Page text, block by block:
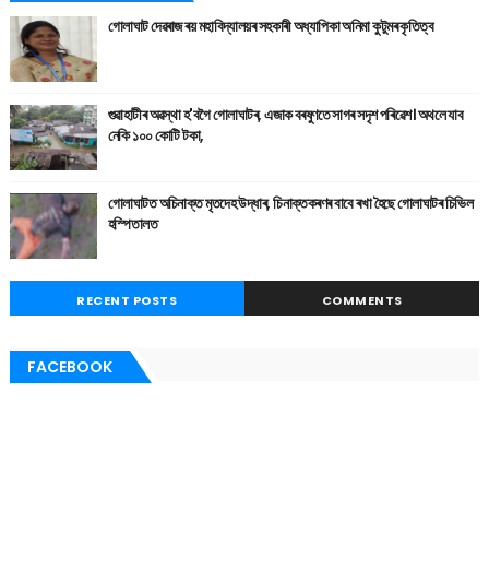
গোলাঘাট দেৱৰাজ ৰয় মহাবিদ্যালয়ৰ সহকাৰী অধ্যাপিকা অনিমা কুটুমৰ কৃতিত্ব
গুৱাহাটীৰ অৱস্থা হ'বগৈ গোলাঘাটৰ, এজাক বৰষুণতে সাগৰ সদৃশ পৰিৱেশ। অথলে যাব
নেকি ১০০ কোটি টকা,
গোলাঘাটত অচিনাক্ত মৃতদেহ উদ্ধাৰ, চিনাক্তকৰণৰ বাবে ৰখা হৈছে গোলাঘাটৰ চিভিল
হস্পিতালত
RECENT POSTS COMMENTS
FACEBOOK